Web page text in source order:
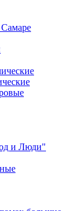
и Люди"